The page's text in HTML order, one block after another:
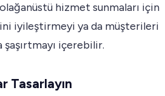
hizmet sunmaları için
iyileştirmeyi ya da müşterileri
içerebilir.
Tasarlayın